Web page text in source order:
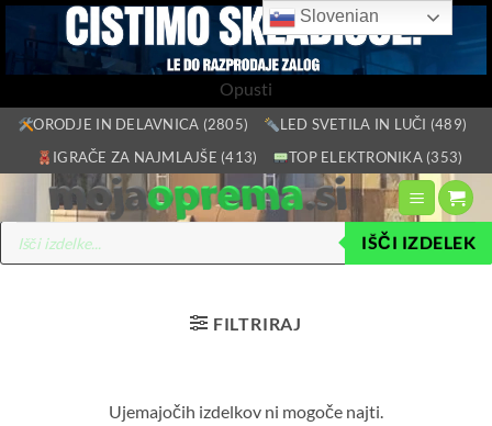
Opusti
Skoči
vsebino
ORODJE IN DELAVNICA (2805)
LED SVETILA IN LUČI (489)
IGRAČE ZA NAJMLAJŠE (413)
TOP ELEKTRONIKA (353)
Products
search
IŠČI IZDELEK
FILTRIRAJ
Ujemajočih izdelkov ni mogoče najti.
Slovenian